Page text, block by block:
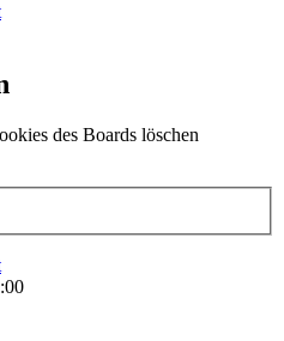
des Boards löschen